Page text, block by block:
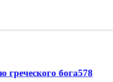
бога578